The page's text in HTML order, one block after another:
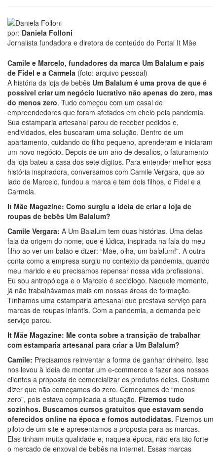
por: Daniela Folloni
Jornalista fundadora e diretora de conteúdo do Portal It Mãe
Camile e Marcelo, fundadores da marca Um Balalum e pais
de Fidel e a Carmela (foto: arquivo pessoal)
A história da loja de bebês Um Balalum é uma prova de que é
possível criar um negócio lucrativo não apenas do zero, mas
do menos zero. Tudo começou com um casal de
empreendedores que foram afetados em cheio pela pandemia.
Sua estamparia artesanal parou de receber pedidos e,
endividados, eles buscaram uma solução. Dentro de um
apartamento, cuidando do filho pequeno, aprenderam e iniciaram
um novo negócio. Depois de um ano de desafios, o faturamento
da loja bateu a casa dos sete dígitos. Para entender melhor essa
história inspiradora, conversamos com Camile Vergara, que ao
lado de Marcelo, fundou a marca e tem dois filhos, o Fidel e a
Carmela.
It Mãe Magazine: Como surgiu a ideia de criar a loja de
roupas de bebês Um Balalum?
Camile Vergara: A Um Balalum tem duas histórias. Uma delas
fala da origem do nome, que é lúdica, inspirada na fala do meu
filho ao ver um balão e dizer: “Mãe, olha, um balalum!”. A outra
conta como a empresa surgiu no contexto da pandemia, quando
meu marido e eu precisamos repensar nossa vida profissional.
Eu sou antropóloga e o Marcelo é sociólogo. Naquele momento,
já não trabalhávamos mais em nossas áreas de formação.
Tínhamos uma estamparia artesanal que prestava serviço para
marcas de roupas infantis. Com a pandemia, a demanda pelo
serviço parou.
It Mãe Magazine: Me conta sobre a transição de trabalhar
com estamparia artesanal para criar a Um Balalum?
Camile: Precisamos reinventar a forma de ganhar dinheiro. Isso
nos levou à ideia de montar um e-commerce e fazer aos nossos
clientes a proposta de comercializar os produtos deles. Costumo
dizer que não começamos do zero. Começamos de “menos
zero”, pois estava complicada a situação. Fizemos tudo
sozinhos. Buscamos cursos gratuitos que estavam sendo
oferecidos online na época e fomos autodidatas. Fizemos um
piloto de um site e apresentamos a proposta para as marcas.
Elas tinham muita qualidade e, naquela época, não era tão forte
o mercado de enxoval de bebês na internet. Essas marcas